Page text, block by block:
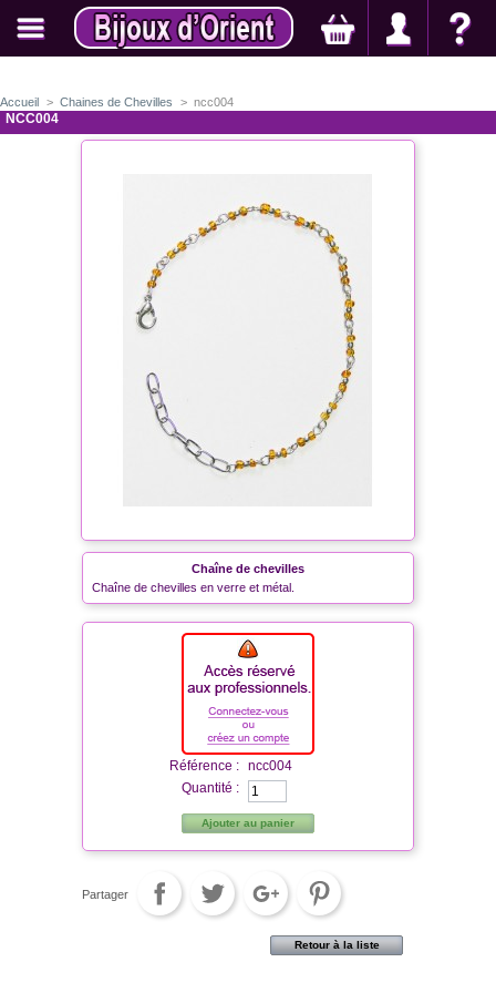
Accueil > Chaines de Chevilles > ncc004
NCC004
Chaîne de chevilles
Chaîne de chevilles en verre et métal.
Référence :
ncc004
Quantité :
Ajouter au panier
Partager
Retour à la liste